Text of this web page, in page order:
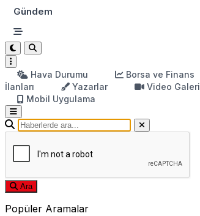
Gündem
Hava Durumu Borsa ve Finans
İlanları
Yazarlar Video Galeri
Mobil Uygulama
Ara
Popüler Aramalar